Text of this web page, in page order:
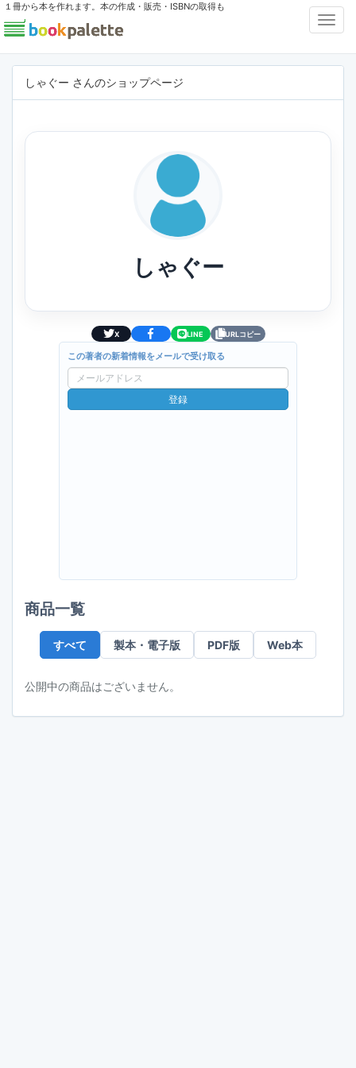
１冊から本を作れます。本の作成・販売・ISBNの取得も
しゃぐー さんのショップページ
しゃぐー
X LINE URLコピー
この著者の新着情報をメールで受け取る
ー
ル
登録
商品一覧
すべて 製本・電子版 PDF版 Web本
公開中の商品はございません。